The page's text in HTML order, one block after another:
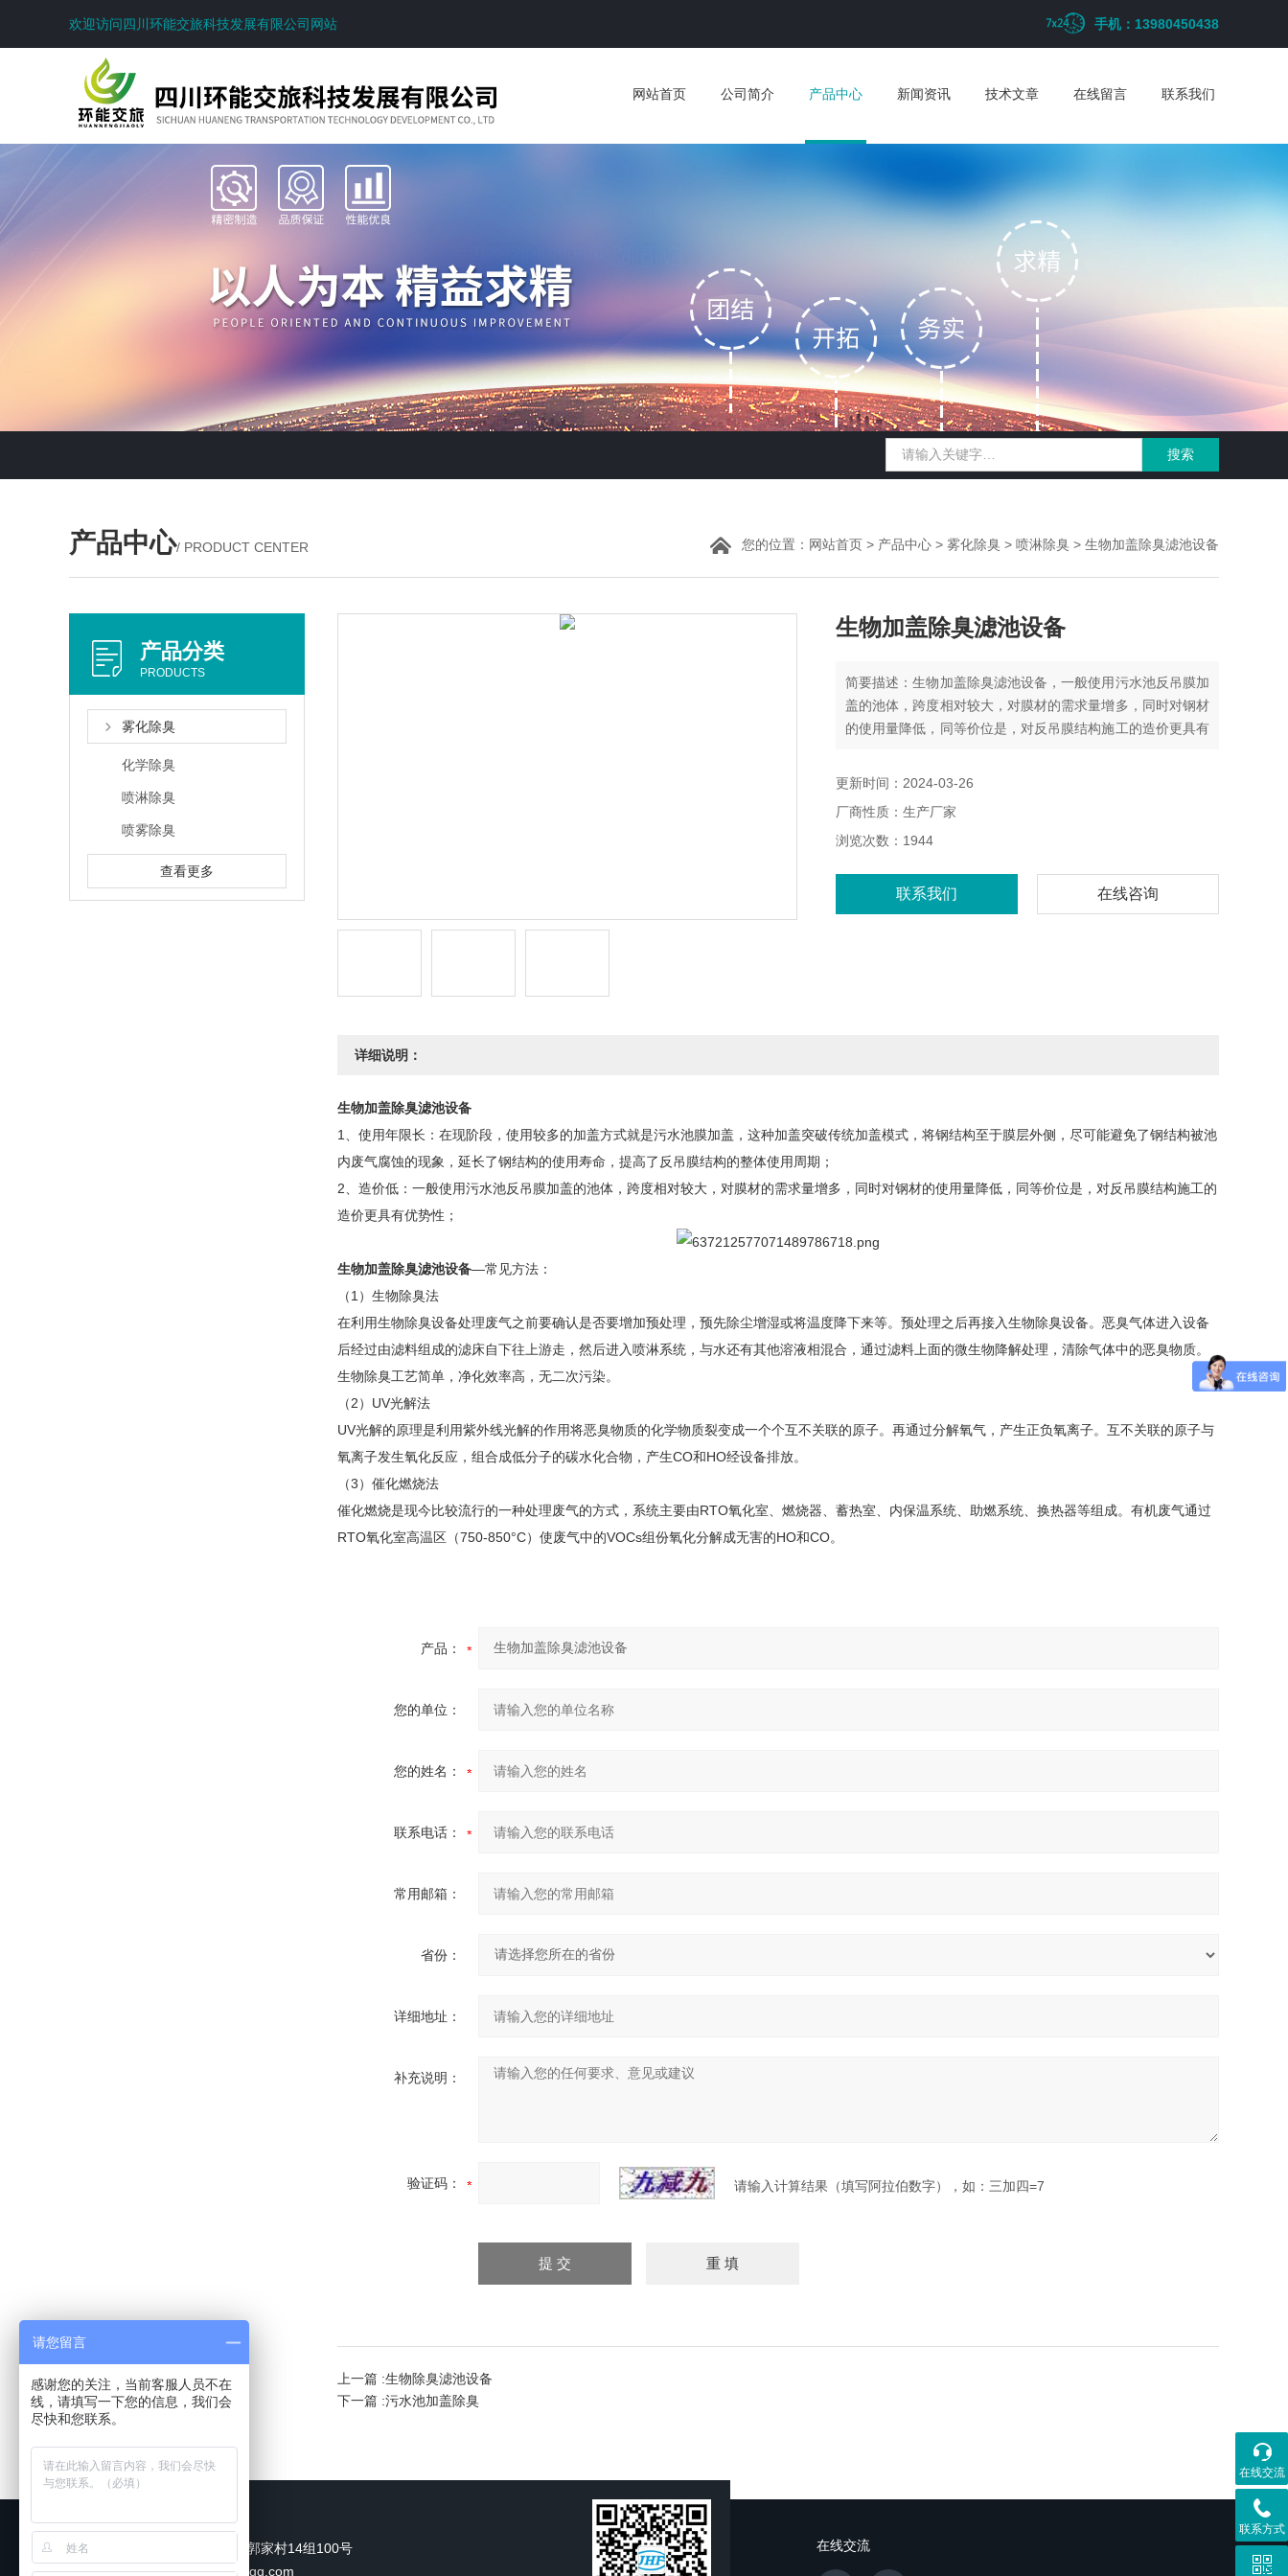
欢迎访问四川环能交旅科技发展有限公司网站 手机：13980450438
网站首页 公司简介 产品中心 新闻资讯 技术文章 在线留言 联系我们
产品中心/ PRODUCT CENTER 您的位置： 网站首页 > 产品中心 > 雾化除臭 > 喷淋除臭 > 生物加盖除臭滤池设备
产品分类
PRODUCTS
雾化除臭
化学除臭
喷淋除臭
喷雾除臭
查看更多
生物加盖除臭滤池设备
简要描述：生物加盖除臭滤池设备，一般使用污水池反吊膜加
盖的池体，跨度相对较大，对膜材的需求量增多，同时对钢材
的使用量降低，同等价位是，对反吊膜结构施工的造价更具有
更新时间：2024-03-26
厂商性质：生产厂家
浏览次数：1944
联系我们 在线咨询
详细说明：
生物加盖除臭滤池设备
1、使用年限长：在现阶段，使用较多的加盖方式就是污水池膜加盖，这种加盖突破传统加盖模式，将钢结构至于膜层外侧，尽可能避免了钢结构被池
内废气腐蚀的现象，延长了钢结构的使用寿命，提高了反吊膜结构的整体使用周期；
2、造价低：一般使用污水池反吊膜加盖的池体，跨度相对较大，对膜材的需求量增多，同时对钢材的使用量降低，同等价位是，对反吊膜结构施工的
造价更具有优势性；
生物加盖除臭滤池设备—常见方法：
（1）生物除臭法
在利用生物除臭设备处理废气之前要确认是否要增加预处理，预先除尘增湿或将温度降下来等。预处理之后再接入生物除臭设备。恶臭气体进入设备
后经过由滤料组成的滤床自下往上游走，然后进入喷淋系统，与水还有其他溶液相混合，通过滤料上面的微生物降解处理，清除气体中的恶臭物质。
生物除臭工艺简单，净化效率高，无二次污染。
（2）UV光解法
UV光解的原理是利用紫外线光解的作用将恶臭物质的化学物质裂变成一个个互不关联的原子。再通过分解氧气，产生正负氧离子。互不关联的原子与
氧离子发生氧化反应，组合成低分子的碳水化合物，产生CO和HO经设备排放。
（3）催化燃烧法
催化燃烧是现今比较流行的一种处理废气的方式，系统主要由RTO氧化室、燃烧器、蓄热室、内保温系统、助燃系统、换热器等组成。有机废气通过
RTO氧化室高温区（750-850°C）使废气中的VOCs组份氧化分解成无害的HO和CO。
产品：
您的单位：
您的姓名：
联系电话：
常用邮箱：
省份：
详细地址：
补充说明：
验证码： 请输入计算结果（填写阿拉伯数字），如：三加四=7
上一篇 :生物除臭滤池设备
下一篇 :污水池加盖除臭
地址：新都区军屯镇郭家村14组100号
邮箱：478053811@qq.com
在线交流
在线交流
联系方式
请您留言
感谢您的关注，当前客服人员不在
线，请填写一下您的信息，我们会
尽快和您联系。